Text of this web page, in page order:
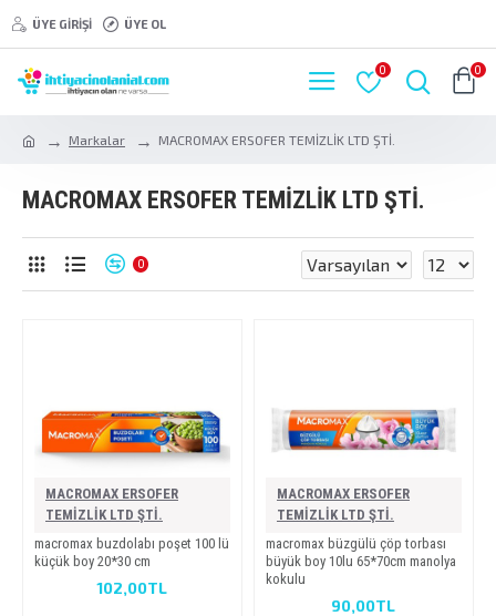
ÜYE GIRIŞI ÜYE OL
0 0
Markalar MACROMAX ERSOFER TEMİZLİK LTD ŞTİ.
MACROMAX ERSOFER TEMİZLİK LTD ŞTİ.
0
MACROMAX ERSOFER
TEMİZLİK LTD ŞTİ.
macromax buzdolabi poşet 100 lü
küçük boy 20*30 cm
102,00TL
MACROMAX ERSOFER
TEMİZLİK LTD ŞTİ.
macromax büzgülü çöp torbasi
büyük boy 10lu 65*70cm manolya
kokulu
90,00TL